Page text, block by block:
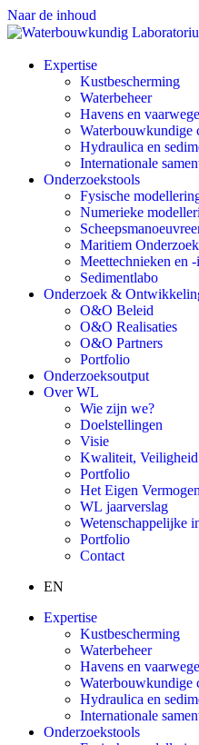
Naar de inhoud
Expertise
Kustbescherming
Waterbeheer
Havens en
Waterbouwkundige
Hydraulica en
Internationale
Onderzoekstools
Fysische
Numerieke
Maritiem
Meettechnieken en
Sedimentlabo
Onderzoek &
O&O Beleid
O&O Realisaties
O&O Partners
Portfolio
Onderzoeksoutput
Over WL
Wie zijn we?
Doelstellingen
Visie
Kwaliteit,
Portfolio
Het Eigen
WL jaarverslag
Wetenschappelijke
Portfolio
Contact
EN
Expertise
Kustbescherming
Waterbeheer
Havens en
Waterbouwkundige
Hydraulica en
Internationale
Onderzoekstools